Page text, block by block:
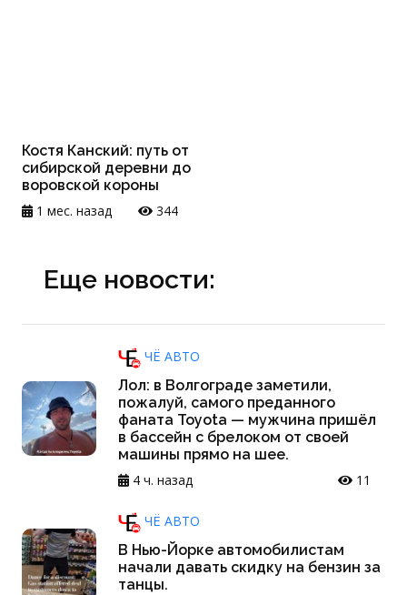
Костя Канский: путь от
сибирской деревни до
воровской короны
1 мес. назад
344
Еще новости:
ЧЁ АВТО
Лол: в Волгограде заметили,
пожалуй, самого преданного
фаната Toyota — мужчина пришёл
в бассейн с брелоком от своей
машины прямо на шее.
4 ч. назад
11
ЧЁ АВТО
В Нью-Йорке автомобилистам
начали давать скидку на бензин за
танцы.